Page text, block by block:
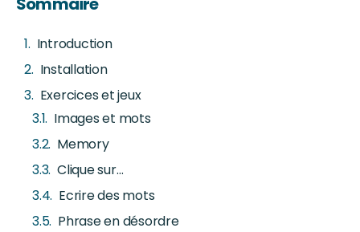
Introduction
Installation
Exercices et jeux
Images et mots
Memory
Clique sur…
Ecrire des mots
Phrase en désordre